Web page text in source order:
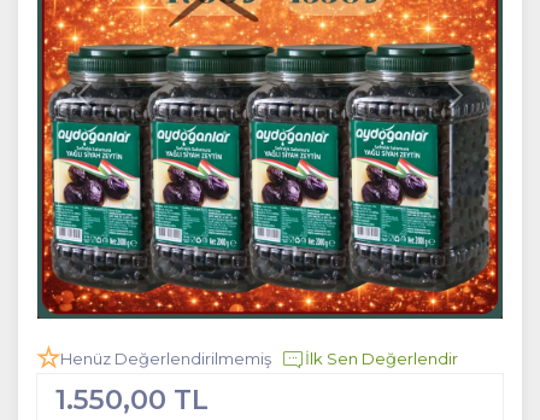
Henüz Değerlendirilmemiş İlk Sen Değerlendir
1.550,00 TL